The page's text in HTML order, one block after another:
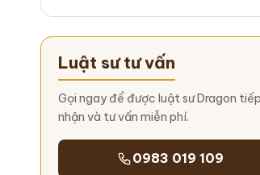
Luật sư tư vấn
Gọi ngay để được luật sư Dragon tiếp
nhận và tư vấn miễn phí.
0983 019 109